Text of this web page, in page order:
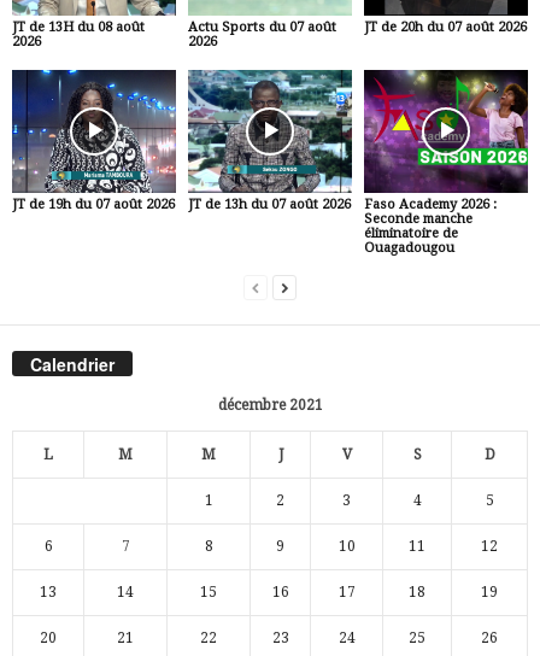
JT de 13H du 08 août
2026
Actu Sports du 07 août
2026
JT de 20h du 07 août 2026
JT de 19h du 07 août 2026 JT de 13h du 07 août 2026
Faso Academy 2026 :
Seconde manche
éliminatoire de
Ouagadougou
Calendrier
décembre 2021
L M M J V S D
1 2 3 4 5
6 7 8 9 10 11 12
13 14 15 16 17 18 19
20 21 22 23 24 25 26